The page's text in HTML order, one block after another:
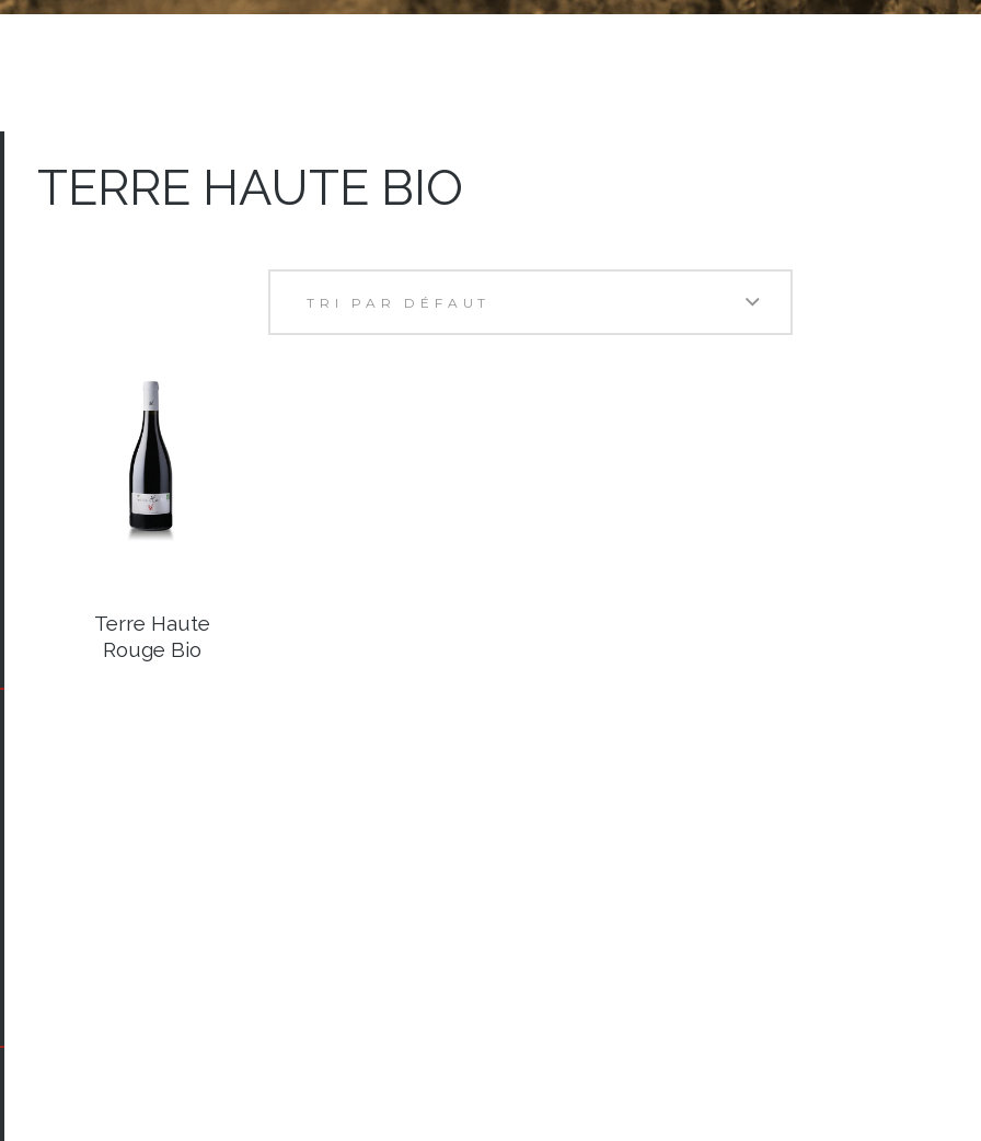
TERRE HAUTE BIO
Terre Haute
Rouge Bio